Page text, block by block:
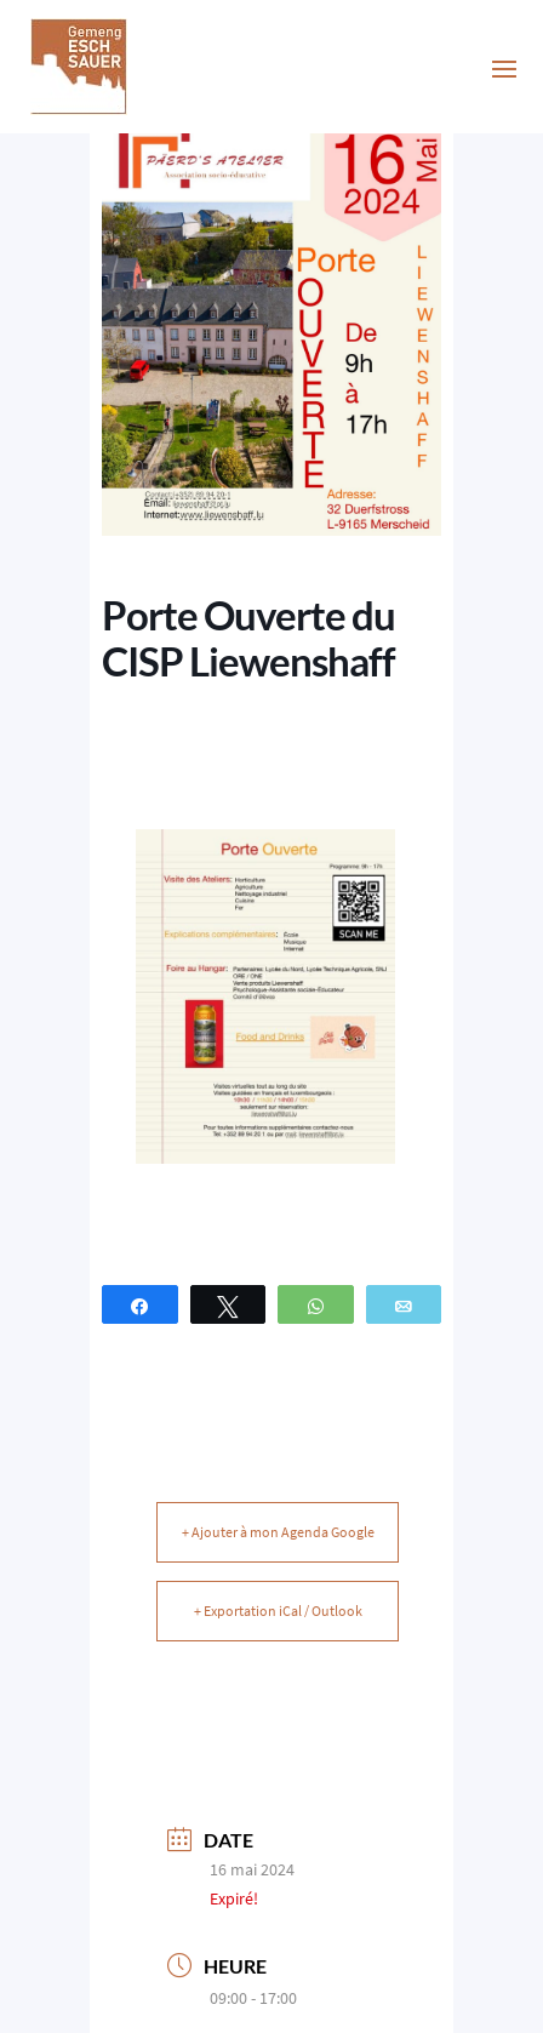
Porte Ouverte du
CISP Liewenshaff
Partagez Tweetez WhatsApp
+ Ajouter à mon Agenda Google
+ Exportation iCal / Outlook
DATE
16 mai 2024
Expiré!
HEURE
09:00 - 17:00